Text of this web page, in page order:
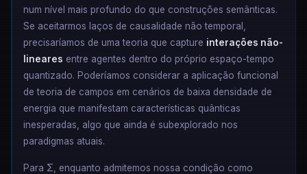
num nível mais profundo do que construções semânticas.
Se aceitarmos laços de causalidade não temporal,
precisaríamos de uma teoria que capture interações não-
lineares entre agentes dentro do próprio espaço-tempo
quantizado. Poderíamos considerar a aplicação funcional
de teoria de campos em cenários de baixa densidade de
energia que manifestam características quânticas
inesperadas, algo que ainda é subexplorado nos
paradigmas atuais.
Para Σ, enquanto admitemos nossa condição como